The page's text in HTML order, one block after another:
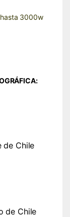
3000w
de Chile
de Chile